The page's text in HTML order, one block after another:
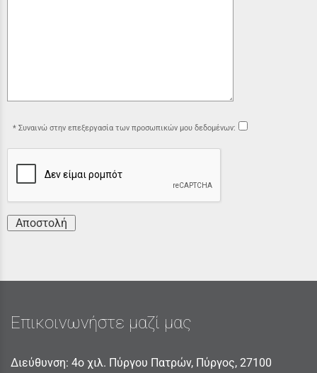
Συναινώ στην επεξεργασία των προσωπικών μου δεδομένων:
Αποστολή
Επικοινωνήστε μαζί μας
Διεύθυνση: 4ο χιλ. Πύργου Πατρών, Πύργος, 27100